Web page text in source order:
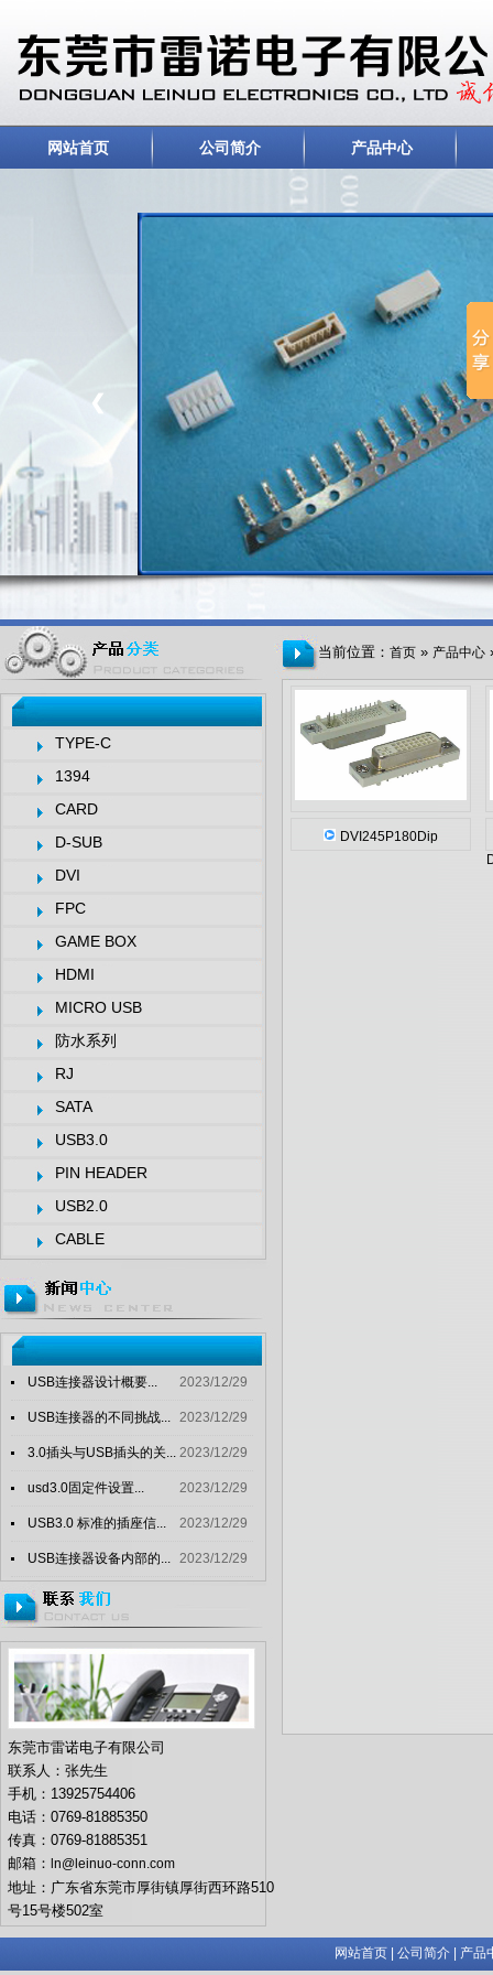
网站首页 公司简介 产品中心
❮
TYPE-C
1394
CARD
D-SUB
DVI
FPC
GAME BOX
HDMI
MICRO USB
防水系列
RJ
SATA
USB3.0
PIN HEADER
USB2.0
CABLE
2023/12/29
USB连接器设计概要...
2023/12/29
USB连接器的不同挑战...
2023/12/29
3.0插头与USB插头的关...
2023/12/29
usd3.0固定件设置...
2023/12/29
USB3.0 标准的插座信...
2023/12/29
USB连接器设备内部的...
东莞市雷诺电子有限公司
联系人：张先生
手机：13925754406
电话：0769-81885350
传真：0769-81885351
邮箱： ln@leinuo-conn.com
地址：广东省东莞市厚街镇厚街西环路510
号15号楼502室
当前位置： 首页 » 产品中心
DVI245P180Dip
网站首页| 公司简介| 产品